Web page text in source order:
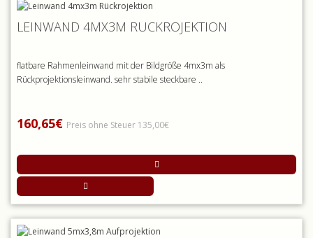
LEINWAND 4MX3M RÜCKROJEKTION
flatbare Rahmenleinwand mit der Bildgröße 4mx3m als
Rückprojektionsleinwand. sehr stabile steckbare ..
160,65€ Preis ohne Steuer 135,00€